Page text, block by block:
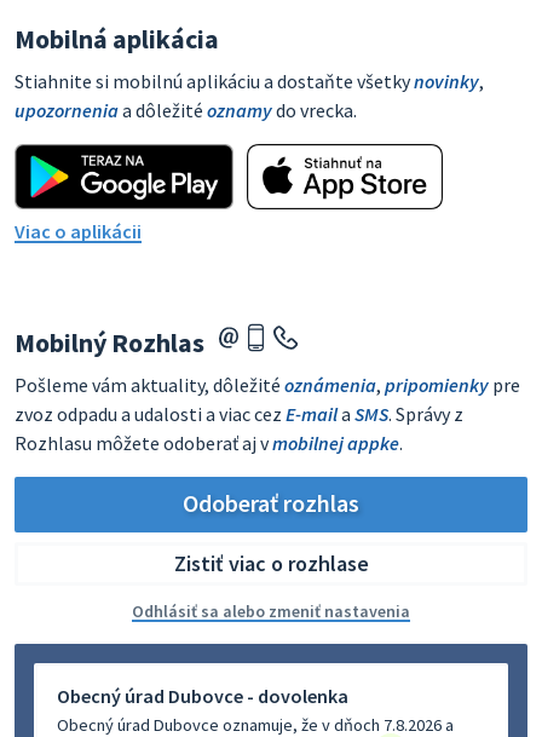
Mobilná aplikácia
Stiahnite si mobilnú aplikáciu a dostaňte všetkynovinky,
upozorneniaa dôležité oznamydo vrecka.
Viac o aplikácii
Mobilný Rozhlas
Pošleme vám aktuality, dôležité oznámenia, pripomienky pre
zvoz odpadu a udalosti a viac cez E-maila SMS. Správy z
Rozhlasu môžete odoberať aj vmobilnej appke.
Odoberať rozhlas
Zistiť viac o rozhlase
Odhlásiť sa alebo zmeniť nastavenia
Obecný úrad Dubovce - dovolenka
Obecný úrad Dubovce oznamuje, že v dňoch 7.8.2026 a